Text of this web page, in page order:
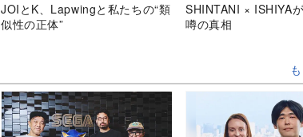
JOIとK、Lapwingと私たちの“類
似性の正体”
SHINTANI × ISHIYAが
噂の真相